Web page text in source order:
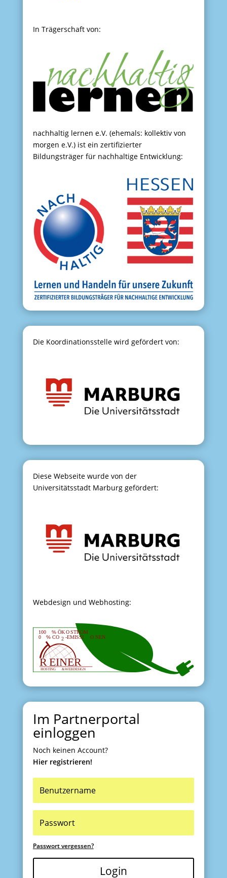
In Trägerschaft von:
nachhaltig lernen e.V. (ehemals: kollektiv von
morgen e.V.) ist ein zertifizierter
Bildungsträger für nachhaltige Entwicklung:
Die Koordinationsstelle wird gefördert von:
Diese Webseite wurde von der
Universitätsstadt Marburg gefördert:
Webdesign und Webhosting:
Im Partnerportal
einloggen
Noch keinen Account?
Hier registrieren!
Passwort vergessen?
Login